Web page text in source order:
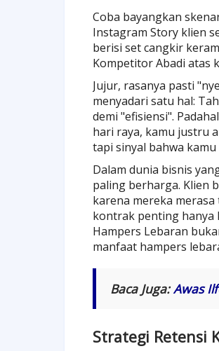
Coba bayangkan
Instagram Story klien
berisi set cangkir
Kompetitor Abadi atas
Jujur, rasanya pasti
menyadari satu hal:
demi "efisiensi".
hari raya, kamu justru
tapi sinyal bahwa
Dalam dunia bisnis
paling berharga. Klien
karena mereka
kontrak penting hanya
Hampers Lebaran
manfaat hampers
Baca Juga: Awas
Strategi Retensi